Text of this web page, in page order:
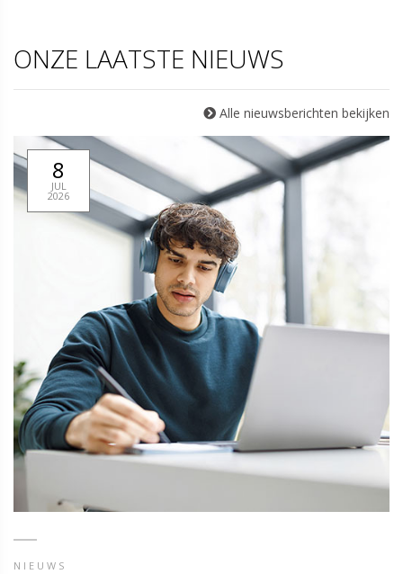
Video
ONZE LAATSTE NIEUWS
Alle nieuwsberichten bekijken
8
JUL
2026
NIEUWS